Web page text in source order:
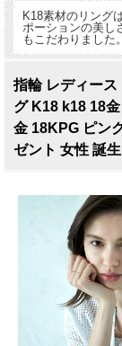
K18素材のリング
ポーションの美し
もこだわりました。
指輪 レディー
グ K18 k18 18
金 18KPG ピン
ゼント 女性 誕